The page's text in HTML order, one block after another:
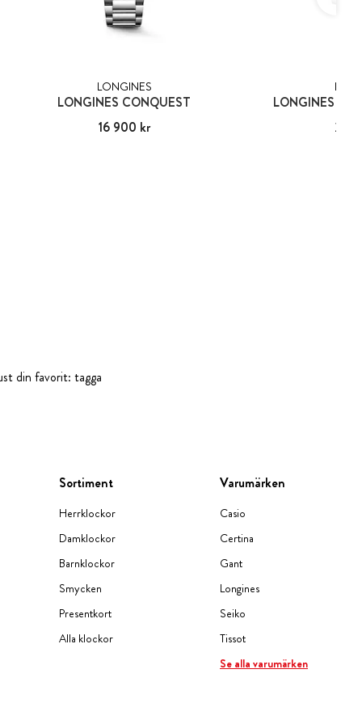
LONGINES
LONGINES CONQUEST
Pris: 16 900 kr
16 900 kr
LONGINES
Pris26
din favorit: tagga
Sortiment
Herrklockor
Damklockor
Barnklockor
Smycken
Presentkort
Alla klockor
Varumärken
Casio
Certina
Gant
Longines
Seiko
Tissot
Se alla varumärken